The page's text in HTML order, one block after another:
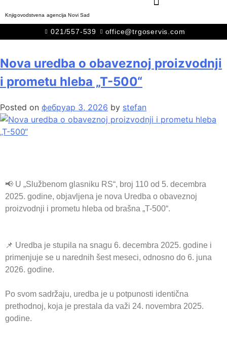
Knjigovodstvena agencija Novi Sad
021/557-539 office@trgoservis.com
Ознака:#hleb
Nova uredba o obaveznoj proizvodnji
i prometu hleba „T-500“
Posted on фебруар 3, 2026 by stefan
📢 U „Službenom glasniku RS“, broj 110 od 5. decembra
2025. godine, objavljena je nova Uredba o obaveznoj
proizvodnji i prometu hleba od brašna „T-500“.
📌 Uredba je stupila na snagu 6. decembra 2025. godine i
primenjuje se u narednih šest meseci, odnosno do 6. juna
2026. godine.
Po svom sadržaju, uredba je u potpunosti identična
prethodnoj, koja je prestala da važi 24. novembra 2025.
godine.